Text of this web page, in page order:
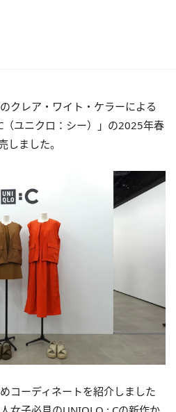
クレア・ワイト・ケラーによる
（ユニクロ：シー）」の2025年春
しました。
コーディネートを紹介しました